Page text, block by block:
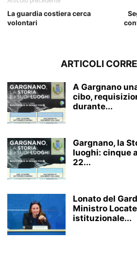
La guardia costiera cerca
volontari
ARTICOLI
A Gargnano
cibo,
durante...
Gargnano, la
luoghi: cinque
22...
Lonato del
Ministro
istituzionale...